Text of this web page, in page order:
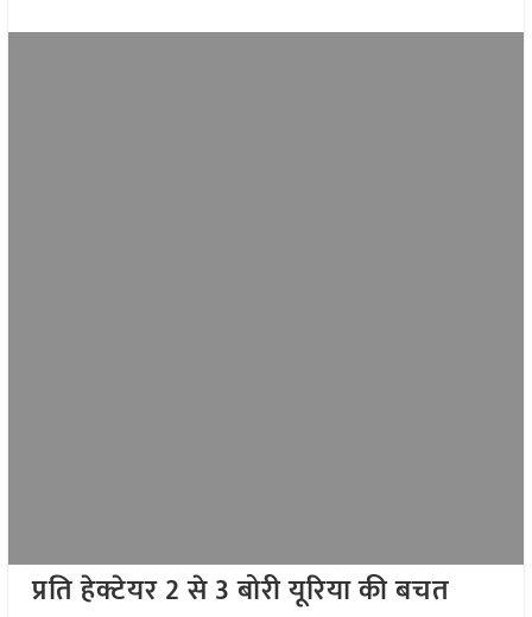
प्रति हेक्टेयर 2 से 3 बोरी यूरिया की बचत